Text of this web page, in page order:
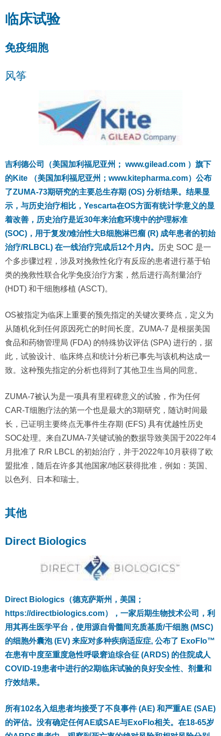
临床试验
免疫细胞
风筝
吉利德公司（美国加利福尼亚州； www.gilead.com ）旗下
的Kite （美国加利福尼亚州；www.kitepharma.com）公布
了ZUMA-73期研究的主要总生存期 (OS) 分析结果。结果显
示，与历史治疗相比，Yescarta在OS方面有统计学意义的显
着改善，历史治疗是近30年来治愈环境中的护理标准
(SOC)，用于复发/难治性大B细胞淋巴瘤 (R) 成年患者的初始
治疗/RLBCL) 在一线治疗完成后12个月内。
历史 SOC 是一
个多步骤过程，涉及对挽救性化疗有反应的患者进行基于铂
类的挽救性联合化学免疫治疗方案，然后进行高剂量治疗
(HDT) 和干细胞移植 (ASCT)。
OS被指定为临床上重要的预先指定的关键次要终点，定义为
从随机化到任何原因死亡的时间长度。ZUMA-7 是根据美国
食品和药物管理局 (FDA) 的特殊协议评估 (SPA) 进行的，据
此，试验设计、临床终点和统计分析已事先与该机构达成一
致。这种预先指定的分析也得到了其他卫生当局的同意。
ZUMA-7被认为是一项具有里程碑意义的试验，作为任何
CAR-T细胞疗法的第一个也是最大的3期研究，随访时间最
长，已证明主要终点无事件生存期 (EFS) 具有优越性历史
SOC处理。来自ZUMA-7关键试验的数据导致美国于2022年4
月批准了 R/R LBCL 的初始治疗，并于2022年10月获得了欧
盟批准，随后在许多其他国家/地区获得批准，例如：英国、
以色列、日本和瑞士。
其他
Direct Biologics
Direct Biologics（德克萨斯州，美国；
https://directbiologics.com），一家后期生物技术公司，利
用其再生医学平台，使用源自骨髓间充质基质/干细胞 (MSC)
的细胞外囊泡 (EV) 来应对多种疾病适应症, 公布了 ExoFlo™
在患有中度至重度急性呼吸窘迫综合征 (ARDS) 的住院成人
COVID-19患者中进行的2期临床试验的良好安全性、剂量和
疗效结果。
所有102名入组患者均接受了不良事件 (AE) 和严重AE (SAE)
的评估。没有确定任何AE或SAE与ExoFlo相关。在18-65岁